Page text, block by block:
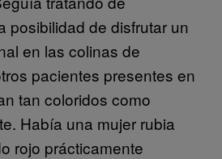
posibilidad de disfrutar un
en las colinas de
pacientes presentes en
tan coloridos como
Había una mujer rubia
rojo prácticamente